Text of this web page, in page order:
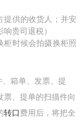
提供的收货人；并安
贵司退税）
柜时候会拍摄换柜照
箱单、发票、提
票、提单的扫描件向
转口费用后，将把全